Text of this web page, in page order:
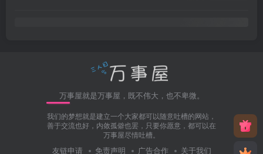
万事屋就是万事屋，既不伟大，也不卑微。
我们的梦想就是建立一个大家都可以随意吐槽的网站，
善于交流也好，内敛孤僻也罢，只要你愿意，都可以在
万事屋尽情吐槽。
友链申请 免责声明 广告合作 关于我们